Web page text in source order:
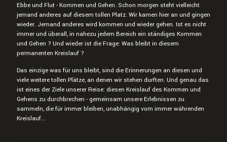
Ebbe und Flut - Kommen und Gehen. Schon morgen steht vielleicht
jemand anderes auf diesem tollen Platz. Wir kamen hier an und gingen
wieder. Jemand anderes wird kommen und wieder gehen. Ist es nicht
immer und überall, in nahezu jedem Bereich ein ständiges Kommen
und Gehen ? Und wieder ist die Frage: Was bleibt in diesem
permanenten Kreislauf ?
Das einzige was für uns bleibt, sind die Erinnerungen an diesen und
viele weitere tollen Plätze, an denen wir stehen durften. Und genau das
ist eines der Ziele unserer Reise: diesen Kreislauf des Kommen und
Gehens zu durchbrechen - gemeinsam unsere Erlebnissen zu
sammeln, die für immer bleiben, unabhängig vom immer währenden
Kreislauf...